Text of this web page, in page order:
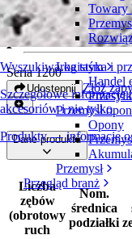
Wyszukiwarka taśm
Szczegółowe
akcesoriów i nie tylko
Produkty — informacje
Towary
Logistyka i
Handel
Przemysł
Opony
Przemysł
Przegląd branż
Dzielone koło
poliuretanu
Seria 1200
Udostępnij Złóż
Dane produktu
Liczba
zębów
(obrotowy
ruch
Nom.
średnica
podziałki